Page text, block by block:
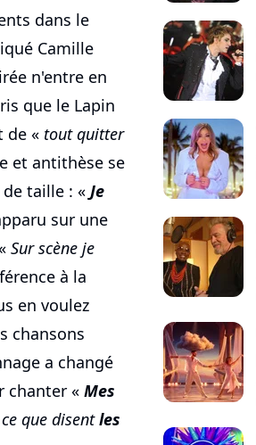
dans le
Camille
n'entre en
que le Lapin
de « tout quitter
et antithèse se
taille : « Je
sur une
Sur scène je
à la
en voulez
chansons
a changé
chanter « Mes
que disentles